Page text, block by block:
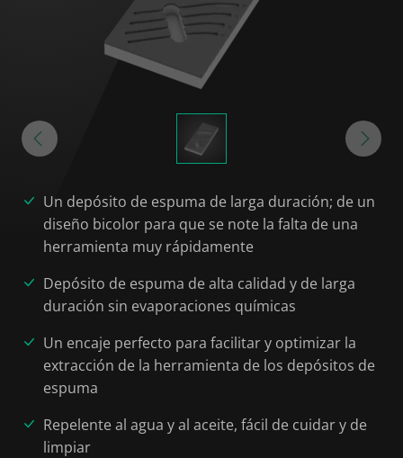
Un depósito de espuma de larga duración; de un
diseño bicolor para que se note la falta de una
herramienta muy rápidamente
Depósito de espuma de alta calidad y de larga
duración sin evaporaciones químicas
Un encaje perfecto para facilitar y optimizar la
extracción de la herramienta de los depósitos de
espuma
Repelente al agua y al aceite, fácil de cuidar y de
limpiar